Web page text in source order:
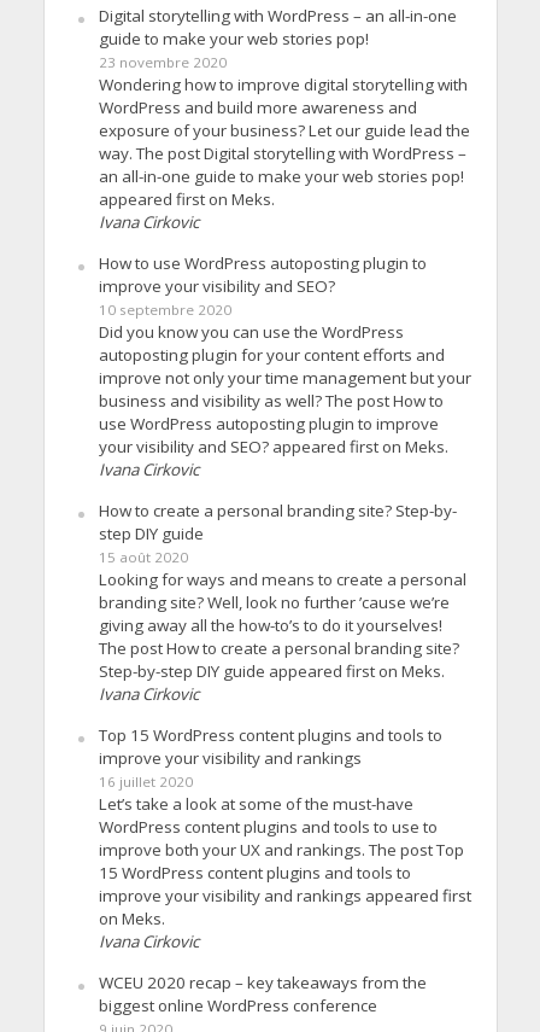
Digital storytelling with WordPress – an all-in-one
guide to make your web stories pop!
23 novembre 2020
Wondering how to improve digital storytelling with
WordPress and build more awareness and
exposure of your business? Let our guide lead the
way. The post Digital storytelling with WordPress –
an all-in-one guide to make your web stories pop!
appeared first on Meks.
Ivana Cirkovic
How to use WordPress autoposting plugin to
improve your visibility and SEO?
10 septembre 2020
Did you know you can use the WordPress
autoposting plugin for your content efforts and
improve not only your time management but your
business and visibility as well? The post How to
use WordPress autoposting plugin to improve
your visibility and SEO? appeared first on Meks.
Ivana Cirkovic
How to create a personal branding site? Step-by-
step DIY guide
15 août 2020
Looking for ways and means to create a personal
branding site? Well, look no further ’cause we’re
giving away all the how-to’s to do it yourselves!
The post How to create a personal branding site?
Step-by-step DIY guide appeared first on Meks.
Ivana Cirkovic
Top 15 WordPress content plugins and tools to
improve your visibility and rankings
16 juillet 2020
Let’s take a look at some of the must-have
WordPress content plugins and tools to use to
improve both your UX and rankings. The post Top
15 WordPress content plugins and tools to
improve your visibility and rankings appeared first
on Meks.
Ivana Cirkovic
WCEU 2020 recap – key takeaways from the
biggest online WordPress conference